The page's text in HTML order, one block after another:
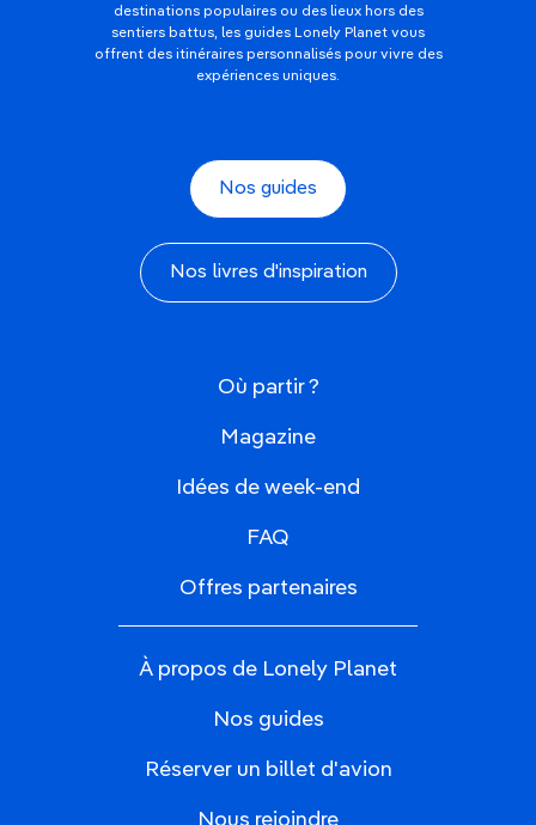
destinations populaires ou des lieux hors des
sentiers battus, les guides Lonely Planet vous
offrent des itinéraires personnalisés pour vivre des
expériences uniques.
Nos guides
Nos livres d'inspiration
Où partir ?
Magazine
Idées de week-end
FAQ
Offres partenaires
À propos de Lonely Planet
Nos guides
Réserver un billet d'avion
Nous rejoindre